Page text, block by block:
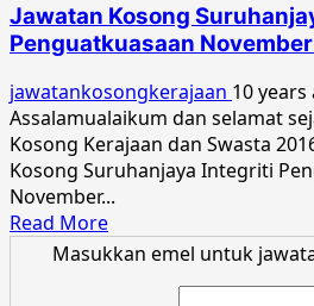
Jawatan Kosong
Penguatkuasaan
jawatankosongkerajaan 10 years
Assalamualaikum dan selamat
Kosong Kerajaan dan Swasta
Kosong Suruhanjaya Integriti
November...
Read MoreRead
more
Masukkan emel untuk